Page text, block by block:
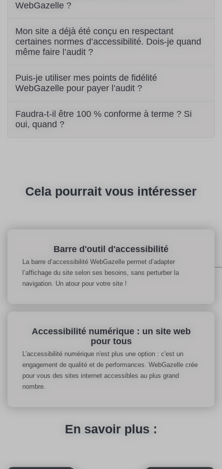
WebGazelle ?
Mon site a déjà été conçu en respectant
certaines normes d’accessibilité. Dois-je quand
même faire l’audit ?
Puis-je utiliser mes points de fidélité
WebGazelle pour payer l’audit ?
Faudra-t-il être 100 % conforme à terme ? Si
oui, quand ?
Cela pourrait vous intéresser
Barre d'outil d'accessibilité
La barre d’accessibilité WebGazelle permet d’adapter
l’affichage du site selon ses besoins, sans perturber la
navigation. Un atour pour votre site !
Accessibilité numérique : un site web
pour tous
L'accessibilité numérique n'est plus une option : c'est un
engagement de qualité et de performances. WebGazelle crée
pour vous des sites internet accessibles au plus grand
nombre.
En savoir plus :